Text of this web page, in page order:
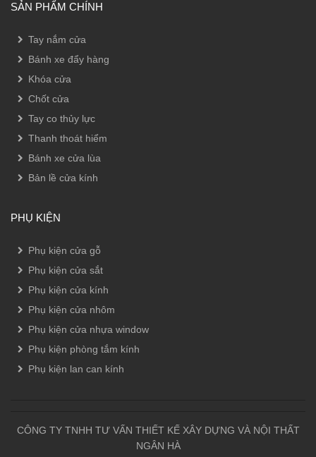
SẢN PHẨM CHÍNH
Tay nắm cửa
Bánh xe đẩy hàng
Khóa cửa
Chốt cửa
Tay co thủy lực
Thanh thoát hiểm
Bánh xe cửa lùa
Bản lề cửa kính
PHỤ KIỆN
Phụ kiện cửa gỗ
Phụ kiện cửa sắt
Phụ kiện cửa kính
Phụ kiện cửa nhôm
Phụ kiện cửa nhựa window
Phụ kiện phòng tắm kính
Phụ kiện lan can kính
CÔNG TY TNHH TƯ VẤN THIẾT KẾ XÂY DỰNG VÀ NỘI THẤT
NGÂN HÀ